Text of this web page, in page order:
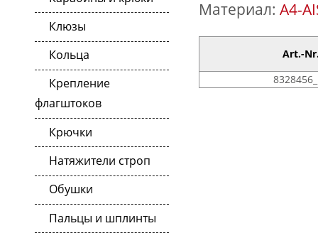
Клюзы
Кольца
Крепление
флагштоков
Крючки
Натяжители строп
Обушки
Пальцы и шплинты
Материал: A4-
Art.-